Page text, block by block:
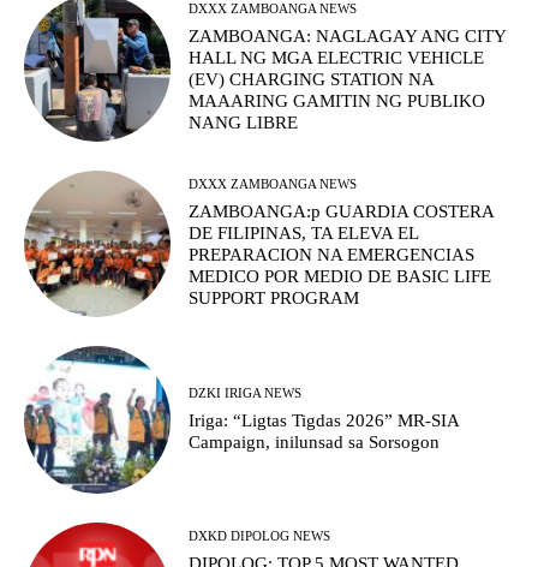
DXXX ZAMBOANGA NEWS
ZAMBOANGA: NAGLAGAY ANG CITY
HALL NG MGA ELECTRIC VEHICLE
(EV) CHARGING STATION NA
MAAARING GAMITIN NG PUBLIKO
NANG LIBRE
DXXX ZAMBOANGA NEWS
ZAMBOANGA:p GUARDIA COSTERA
DE FILIPINAS, TA ELEVA EL
PREPARACION NA EMERGENCIAS
MEDICO POR MEDIO DE BASIC LIFE
SUPPORT PROGRAM
DZKI IRIGA NEWS
Iriga: “Ligtas Tigdas 2026” MR-SIA
Campaign, inilunsad sa Sorsogon
DXKD DIPOLOG NEWS